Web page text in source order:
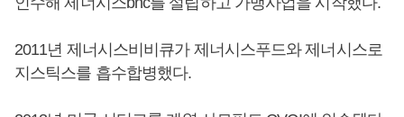
2011년 제너시스비비큐가 제너시스푸드와 제너시스로
지스틱스를 흡수합병했다.